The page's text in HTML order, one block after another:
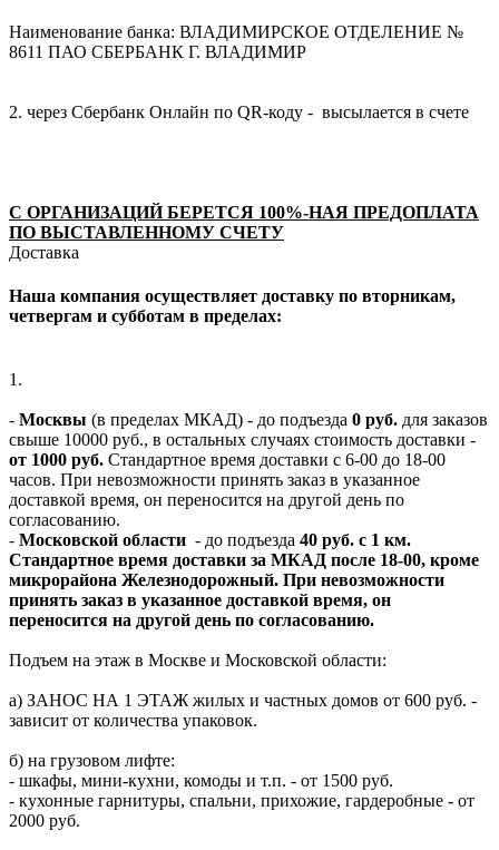
Наименование банка: ВЛАДИМИРСКОЕ ОТДЕЛЕНИЕ №
8611 ПАО СБЕРБАНК Г. ВЛАДИМИР
2. через Сбербанк Онлайн по QR-коду - высылается в счете
С ОРГАНИЗАЦИЙ БЕРЕТСЯ 100%-НАЯ ПРЕДОПЛАТА
ПО ВЫСТАВЛЕННОМУ СЧЕТУ
Доставка
Наша компания осуществляет доставку по вторникам,
четвергам и субботам в пределах:
1.
- Москвы (в пределах МКАД) - до подъезда 0 руб. для заказов
свыше 10000 руб., в остальных случаях стоимость доставки -
от 1000 руб. Стандартное время доставки с 6-00 до 18-00
часов. При невозможности принять заказ в указанное
доставкой время, он переносится на другой день по
согласованию.
- Московской области - до подъезда 40 руб. с 1 км.
Стандартное время доставки за МКАД после 18-00, кроме
микрорайона Железнодорожный. При невозможности
принять заказ в указанное доставкой время, он
переносится на другой день по согласованию.
Подъем на этаж в Москве и Московской области:
а) ЗАНОС НА 1 ЭТАЖ жилых и частных домов от 600 руб. -
зависит от количества упаковок.
б) на грузовом лифте:
- шкафы, мини-кухни, комоды и т.п. - от 1500 руб.
- кухонные гарнитуры, спальни, прихожие, гардеробные - от
2000 руб.